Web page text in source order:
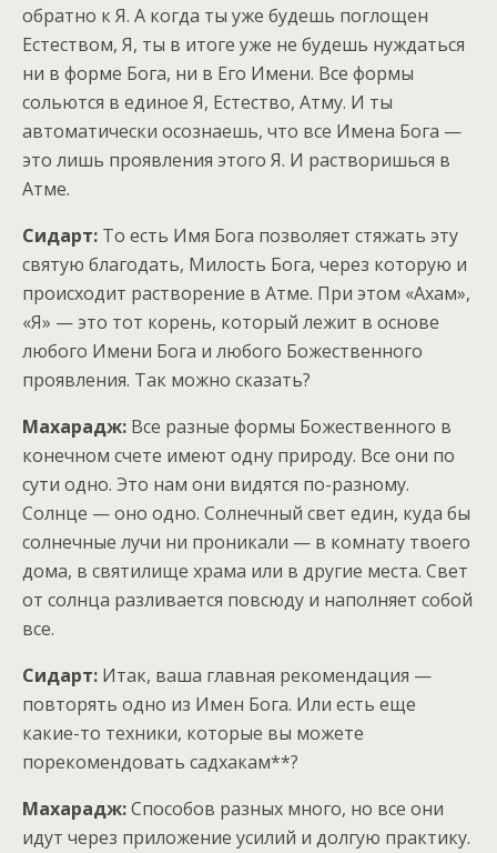
обратно к Я. А когда ты уже будешь поглощен
Естеством, Я, ты в итоге уже не будешь нуждаться
ни в форме Бога, ни в Его Имени. Все формы
сольются в единое Я, Естество, Атму. И ты
автоматически осознаешь, что все Имена Бога —
это лишь проявления этого Я. И растворишься в
Атме.
Сидарт: То есть Имя Бога позволяет стяжать эту
святую благодать, Милость Бога, через которую и
происходит растворение в Атме. При этом «Ахам»,
«Я» — это тот корень, который лежит в основе
любого Имени Бога и любого Божественного
проявления. Так можно сказать?
Махарадж: Все разные формы Божественного в
конечном счете имеют одну природу. Все они по
сути одно. Это нам они видятся по-разному.
Солнце — оно одно. Солнечный свет един, куда бы
солнечные лучи ни проникали — в комнату твоего
дома, в святилище храма или в другие места. Свет
от солнца разливается повсюду и наполняет собой
все.
Сидарт: Итак, ваша главная рекомендация —
повторять одно из Имен Бога. Или есть еще
какие-то техники, которые вы можете
порекомендовать садхакам**?
Махарадж:Способов разных много, но все они
идут через приложение усилий и долгую практику.